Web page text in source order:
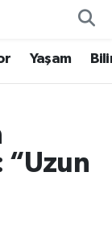
Yaşam
“Uzun